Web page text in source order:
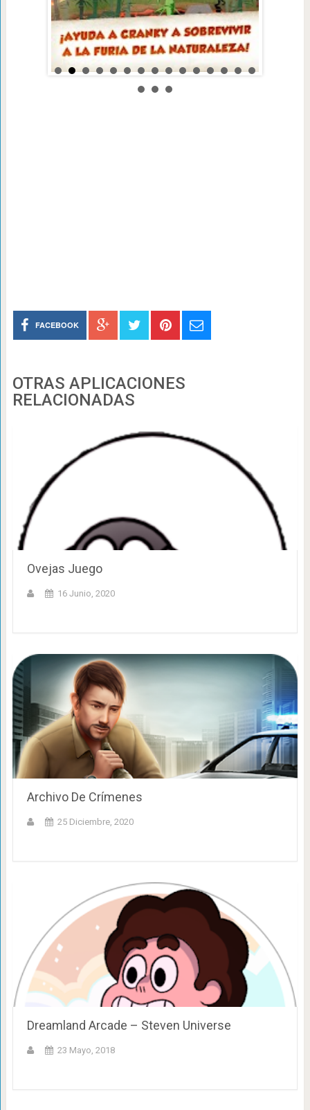
FACEBOOK
OTRAS APLICACIONES
RELACIONADAS
Ovejas Juego
16 Junio, 2020
Archivo De Crímenes
25 Diciembre, 2020
Dreamland Arcade – Steven Universe
23 Mayo, 2018